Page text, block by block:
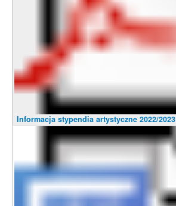
Informacja stypendia artystyczne 2022/2023